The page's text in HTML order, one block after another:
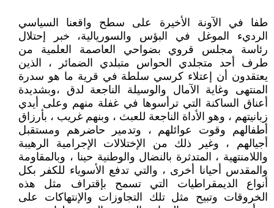
طفا في الآونة الأخيرة على سطح واقعنا السياسي
الرديء الموغل في البؤس والسوريالية، خبر إحتلال
رئاسة مجلس قروي بضواحي العاصمة العلمية من
طرف أحد متجلدي الحواس متبلدي الضمائر ، الذين
يعتقدون أن إعتلاء كرسي سلطة في قرية ما هو سدرة
المنتهى وغاية الآمال والوسيلة الناجعة لدق ،وبشديدة
أعناق الساكنة التي ترأسوها في غفلة منهم وعلى أيدي
زبانيتهم ، وهو الأداة الناجعة للعبث ، وبنهم غريب ، بأرزاق
أطفالهم وقوت عوائلهم ، وتدمير حاضرهم ومستقبل
أجيالهم ، وغير ذلك من الإختلالات الإجرامية الرهيبة
واللامنتهية ، المتدثرة بالنضال والوطنية حينا ، وبالمقاومة
والمقدس أحيانا أخرى ، والتي تدفع الأسوياء للكفر بكل
أنواع الديمقراطيات التي تسمح بإقتراف مثل هذه
الخروقات وتبيح مثل تلك التجاوزات والإنتهاكات على